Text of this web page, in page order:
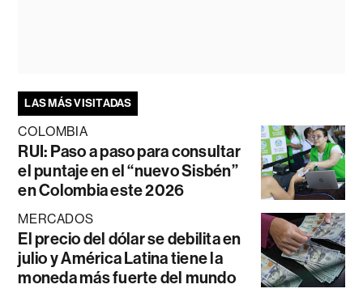
LAS MÁS VISITADAS
COLOMBIA
RUI: Paso a paso para consultar
el puntaje en el “nuevo Sisbén”
en Colombia este 2026
MERCADOS
El precio del dólar se debilita en
julio y América Latina tiene la
moneda más fuerte del mundo